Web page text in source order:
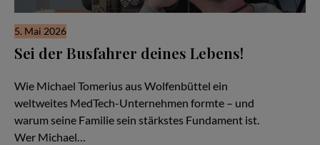
5. Mai 2026
Sei der Busfahrer deines Lebens!
Wie Michael Tomerius aus Wolfenbüttel ein
weltweites MedTech-Unternehmen formte – und
warum seine Familie sein stärkstes Fundament ist.
Wer Michael…